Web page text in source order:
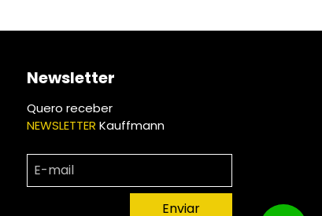
Newsletter
Quero receber
NEWSLETTER Kauffmann
Enviar